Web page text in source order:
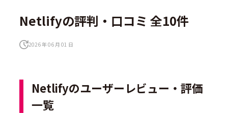
Netlifyの評判・口コミ 全10件
2026 年 06 月 01 日
Netlifyのユーザーレビュー・評価
一覧